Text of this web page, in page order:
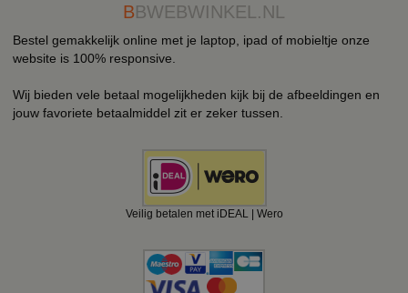
BBWEBWINKEL.NL
Bestel gemakkelijk online met je laptop, ipad of mobieltje onze
website is 100% responsive.
Wij bieden vele betaal mogelijkheden kijk bij de afbeeldingen en
jouw favoriete betaalmiddel zit er zeker tussen.
Veilig betalen met iDEAL | Wero